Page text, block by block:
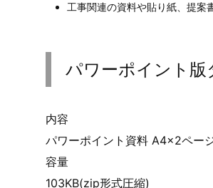
工事関連の資料や貼り紙、提
パワーポイント版
内容
パワーポイント資料 A4×2ページ
容量
103KB(zip形式圧縮)